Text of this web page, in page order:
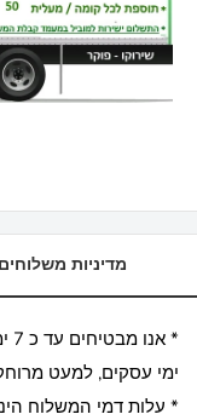
מדיניות משלוחים
ימי עסקים, למעט
* עלות דמי המשלוח